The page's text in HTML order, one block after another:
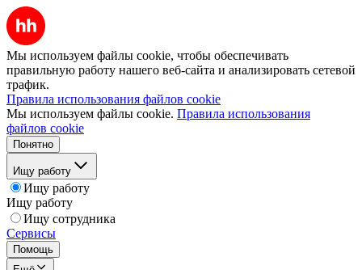
Мы используем файлы cookie, чтобы обеспечивать
правильную работу нашего веб-сайта и анализировать сетевой
трафик.
Правила использования файлов cookie
Мы используем файлы cookie. Правила использования
файлов cookie
Понятно
Ищу работу
Ищу работу
Ищу работу
Ищу сотрудника
Сервисы
Помощь